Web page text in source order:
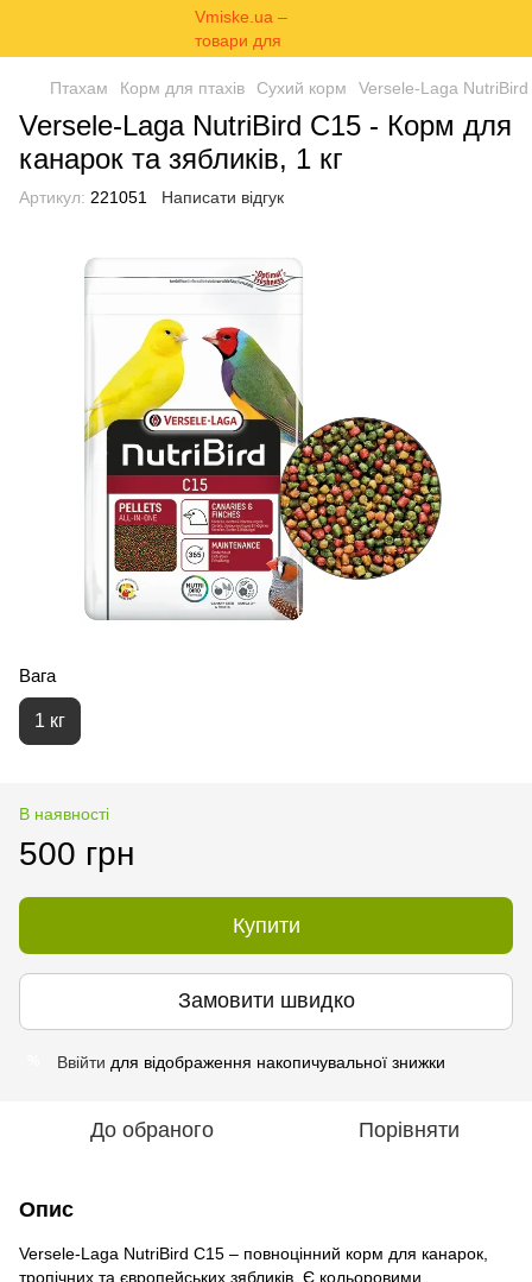
Птахам Корм для птахів Сухий корм Versele-Laga NutriBird
Versele-Laga NutriBird С15 - Корм для
канарок та зябликів, 1 кг
Артикул: 221051 Написати відгук
Вага
1 кг
В наявності
500 грн
Купити
Замовити швидко
Ввійти для відображення накопичувальної знижки
До обраного Порівняти
Опис
Versele-Laga NutriBird C15 – повноцінний корм для канарок,
тропічних та європейських зябликів. Є кольоровими